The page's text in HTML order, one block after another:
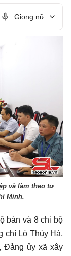
Giọng nữ
và làm theo tư
Minh.
bản và 8 chi bộ
chí Lò Thúy Hà,
Đảng ủy xã xây